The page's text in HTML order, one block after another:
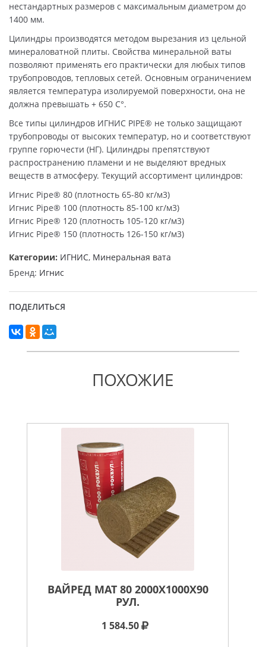
нестандартных размеров с максимальным диаметром до
1400 мм.
Цилиндры производятся методом вырезания из цельной
минераловатной плиты. Свойства минеральной ваты
позволяют применять его практически для любых типов
трубопроводов, тепловых сетей. Основным ограничением
является температура изолируемой поверхности, она не
должна превышать + 650 C°.
Все типы цилиндров ИГНИС PIPE® не только защищают
трубопроводы от высоких температур, но и соответствуют
группе горючести (НГ). Цилиндры препятствуют
распространению пламени и не выделяют вредных
веществ в атмосферу. Текущий ассортимент цилиндров:
Игнис Pipe® 80 (плотность 65-80 кг/м3)
Игнис Pipe® 100 (плотность 85-100 кг/м3)
Игнис Pipe® 120 (плотность 105-120 кг/м3)
Игнис Pipe® 150 (плотность 126-150 кг/м3)
Категории: ИГНИС, Минеральная вата
Бренд: Игнис
ПОДЕЛИТЬСЯ
ПОХОЖИЕ
ВАЙРЕД МАТ 80 2000X1000X90
РУЛ.
1 584.50